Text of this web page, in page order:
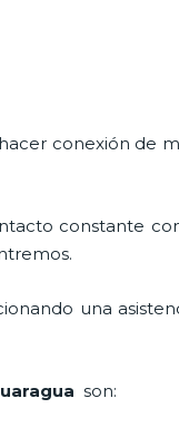
conexión de
constante
una
son: